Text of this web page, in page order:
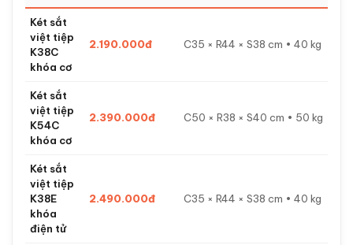
Két sắt
việt tiệp
K38C
khóa cơ
2.190.000đ C35 × R44 × S38 cm • 40 kg
Két sắt
việt tiệp
K54C
khóa cơ
2.390.000đ C50 × R38 × S40 cm • 50 kg
Két sắt
việt tiệp
K38E
khóa
điện tử
2.490.000đ C35 × R44 × S38 cm • 40 kg